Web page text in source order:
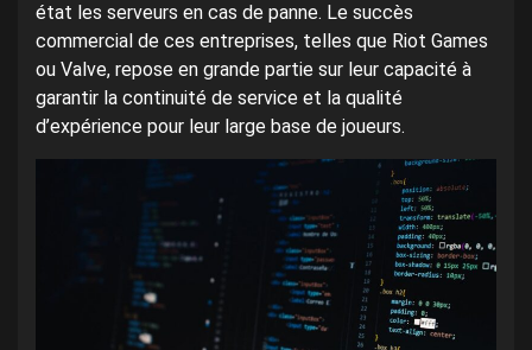
état les serveurs en cas de panne. Le succès
commercial de ces entreprises, telles que Riot Games
ou Valve, repose en grande partie sur leur capacité à
garantir la continuité de service et la qualité
d’expérience pour leur large base de joueurs.